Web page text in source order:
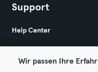
Support
Help Center
Wir passen Ihre